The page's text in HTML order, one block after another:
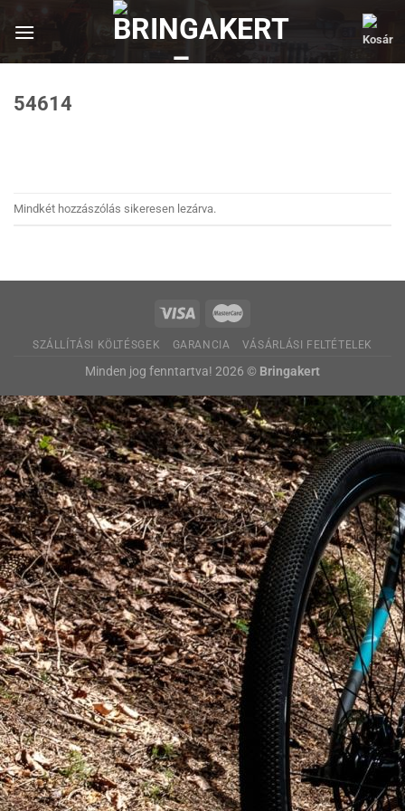
54614
Mindkét hozzászólás sikeresen lezárva.
SZÁLLÍTÁSI KÖLTÉSGEK GARANCIA VÁSÁRLÁSI FELTÉTELEK
Minden jog fenntartva! 2026 © Bringakert